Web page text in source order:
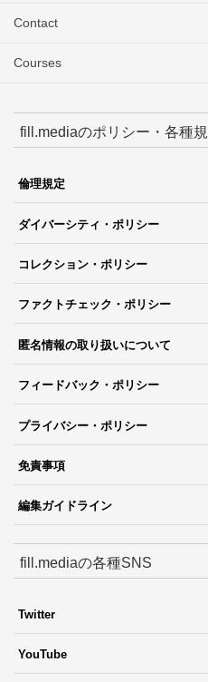
Contact
Courses
fill.mediaのポリシー・各種
倫理規定
ダイバーシティ・ポリシー
コレクション・ポリシー
ファクトチェック・ポリシー
匿名情報の取り扱いについて
フィードバック・ポリシー
プライバシー・ポリシー
免責事項
編集ガイドライン
fill.mediaの各種SNS
Twitter
YouTube